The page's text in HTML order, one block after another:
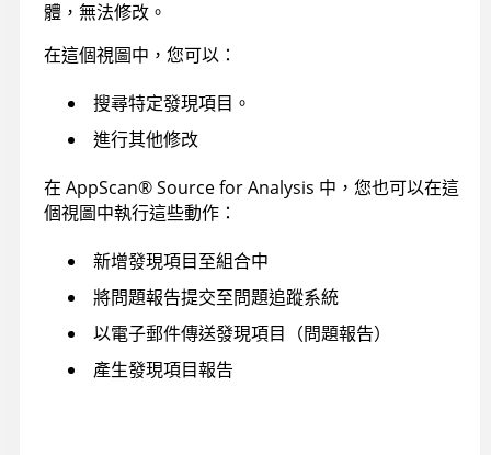
體，無法修改。
在這個視圖中，您可以：
搜尋特定發現項目。
進行其他修改
在 AppScan®Source for Analysis 中，您也可以在這
個視圖中執行這些動作：
新增發現項目至組合中
將問題報告提交至問題追蹤系統
以電子郵件傳送發現項目（問題報告）
產生發現項目報告